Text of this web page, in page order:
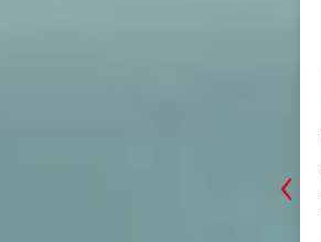
‹